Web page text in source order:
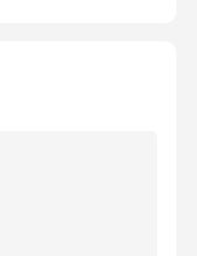
；协商不成
期间，除涉及